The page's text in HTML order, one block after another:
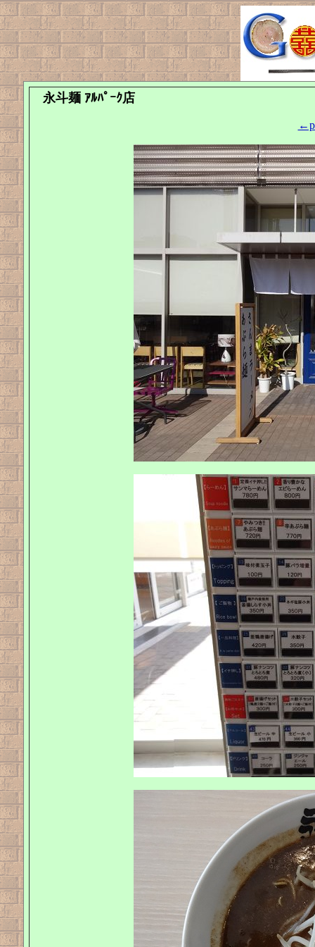
永斗麺 ｱﾙﾊﾟｰｸ店